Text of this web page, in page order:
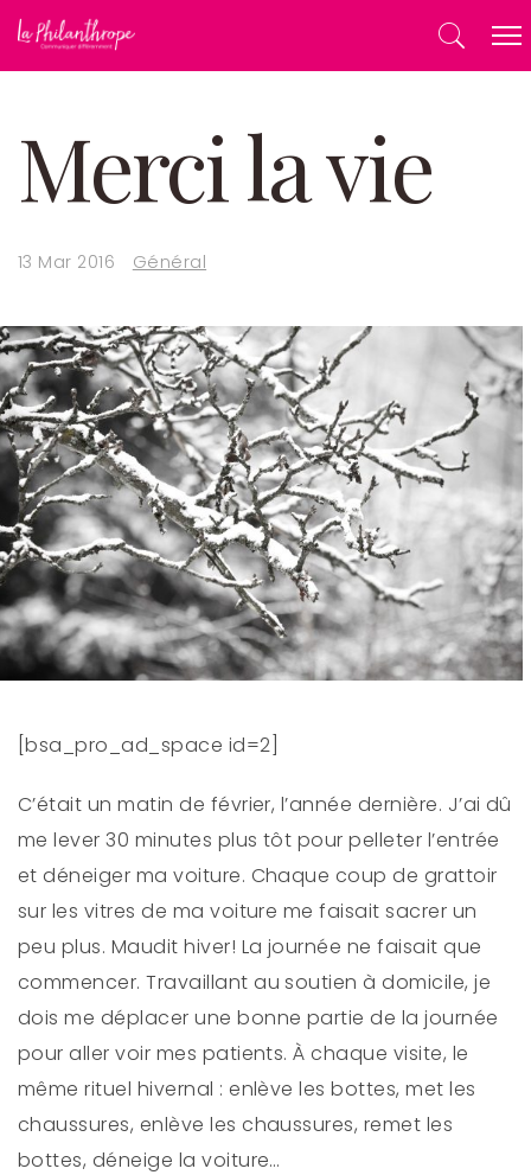
Merci la vie
13 Mar 2016 Général
[bsa_pro_ad_space id=2]
C’était un matin de février, l’année dernière. J’ai dû
me lever 30 minutes plus tôt pour pelleter l’entrée
et déneiger ma voiture. Chaque coup de grattoir
sur les vitres de ma voiture me faisait sacrer un
peu plus. Maudit hiver! La journée ne faisait que
commencer. Travaillant au soutien à domicile, je
dois me déplacer une bonne partie de la journée
pour aller voir mes patients. À chaque visite, le
même rituel hivernal : enlève les bottes, met les
chaussures, enlève les chaussures, remet les
bottes, déneige la voiture…